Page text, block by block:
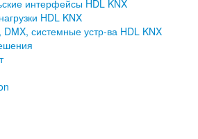
интерфейсы HDL KNX
HDL KNX
системные устр-ва HDL KNX